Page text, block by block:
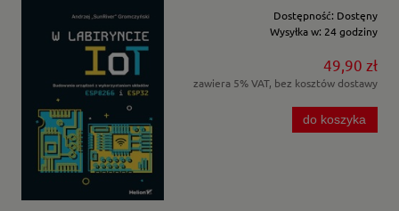
Dostępność: Dostęny
Wysyłka w: 24 godziny
49,90 zł
zawiera 5% VAT, bez kosztów dostawy
do koszyka